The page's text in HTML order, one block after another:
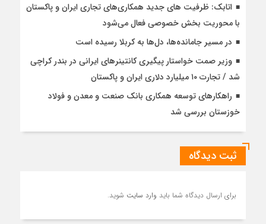
اتابک: ظرفیت های جدید همکاری‌های تجاری ایران و پاکستان
با محوریت بخش خصوصی فعال می‌شود
در مسیر جا‌مانده‌ها، دل‌ها به کربلا رسیده است
وزیر صمت خواستار پیگیری کانتینرهای ایرانی در بندر کراچی
شد / تجارت ۱۰ میلیارد دلاری ایران و پاکستان
راهکارهای توسعه همکاری بانک صنعت و معدن و فولاد
خوزستان بررسی شد
ثبت دیدگاه
برای ارسال دیدگاه شما باید وارد سایت شوید.